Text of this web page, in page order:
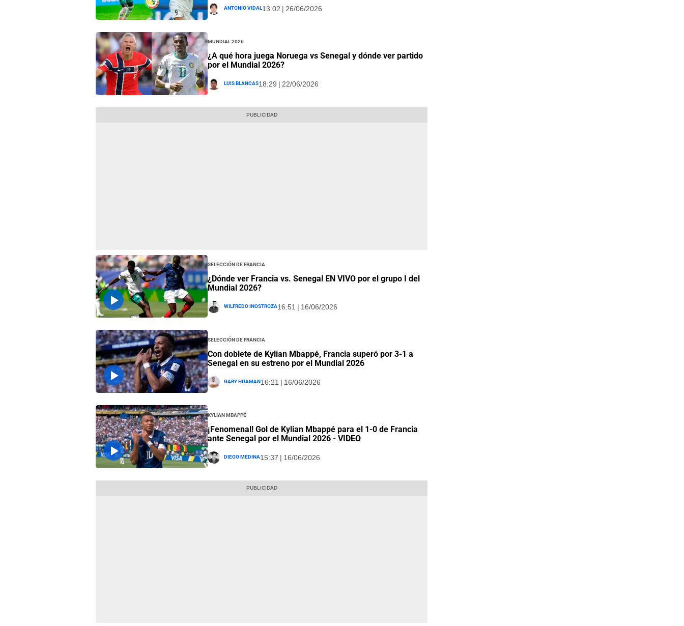
Antonio Vidal13:02 | 26/06/2026
Mundial 2026
¿A qué hora juega Noruega vs Senegal y dónde ver partido
por el Mundial 2026?
Luis Blancas18:29 | 22/06/2026
Selección de Francia
¿Dónde ver Francia vs. Senegal EN VIVO por el grupo I del
Mundial 2026?
Wilfredo Inostroza16:51 | 16/06/2026
Selección de Francia
Con doblete de Kylian Mbappé, Francia superó por 3-1 a
Senegal en su estreno por el Mundial 2026
Gary Huaman16:21 | 16/06/2026
Kylian Mbappé
¡Fenomenal! Gol de Kylian Mbappé para el 1-0 de Francia
ante Senegal por el Mundial 2026 - VIDEO
Diego Medina15:37 | 16/06/2026